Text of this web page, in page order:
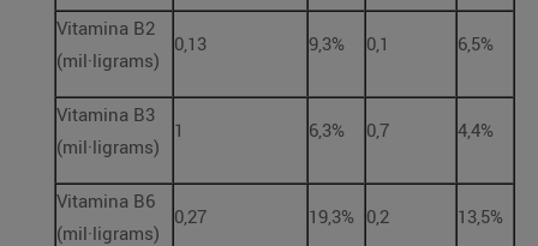
Vitamina B2
(mil·ligrams)
0,13 9,3% 0,1 6,5%
Vitamina B3
(mil·ligrams)
1 6,3% 0,7 4,4%
Vitamina B6
(mil·ligrams)
0,27 19,3% 0,2 13,5%